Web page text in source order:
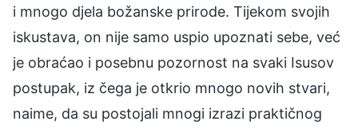
i mnogo djela božanske prirode. Tijekom svojih
iskustava, on nije samo uspio upoznati sebe, već
je obraćao i posebnu pozornost na svaki Isusov
postupak, iz čega je otkrio mnogo novih stvari,
naime, da su postojali mnogi izrazi praktičnog